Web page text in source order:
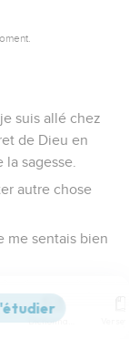
suis allé chez
de Dieu en
sagesse.
autre chose
me sentais bien
sur une action